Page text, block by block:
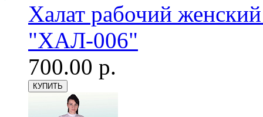
Халат рабочий
"ХАЛ-006"
700.00 р.